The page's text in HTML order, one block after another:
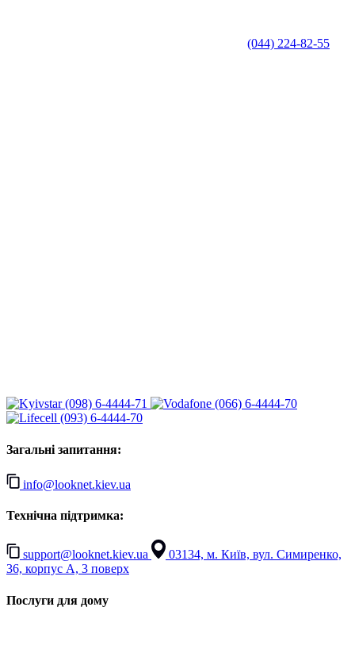
(044) 224-82-55
(098) 6-4444-71
(066) 6-4444-70
(093) 6-4444-70
Загальні запитання:
info@looknet.kiev.ua
Технічна підтримка:
support@looknet.kiev.ua
03134, м. Київ, вул. Симиренко,
36, корпус А, 3 поверх
Послуги для дому